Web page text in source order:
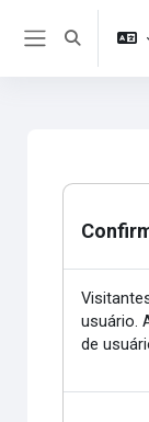
Ir para o conteúdo
Alternar
usuário.
de